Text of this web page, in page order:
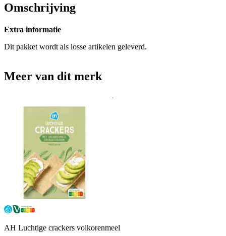
Omschrijving
Extra informatie
Dit pakket wordt als losse artikelen geleverd.
Meer van dit merk
AH Luchtige crackers volkorenmeel